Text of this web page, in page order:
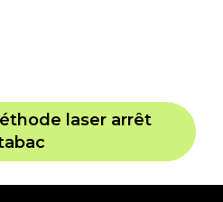
laser arrêt